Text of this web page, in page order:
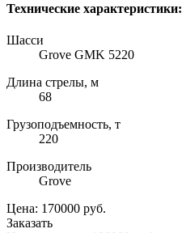
Технические характеристики:
Шасси
Grove GMK 5220
Длина стрелы, м
68
Грузоподъемность, т
220
Производитель
Grove
Цена: 170000 руб.
Заказать